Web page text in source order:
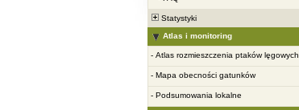
Statystyki
Atlas i monitoring
- Atlas rozmieszczenia ptaków lęgowych
- Mapa obecności gatunków
- Podsumowania lokalne